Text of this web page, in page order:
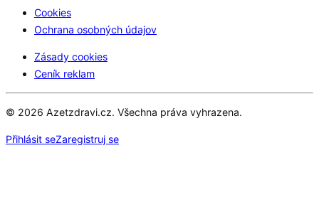
Cookies
Ochrana osobných údajov
Zásady cookies
Ceník reklam
© 2026 Azetzdravi.cz. Všechna práva vyhrazena.
Přihlásit seZaregistruj se